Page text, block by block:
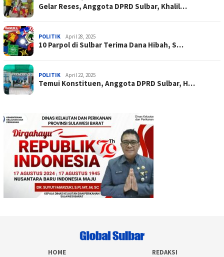
Gelar Reses, Anggota DPRD Sulbar, Khalil…
POLITIK April 28, 2025
10 Parpol di Sulbar Terima Dana Hibah, S…
POLITIK April 22, 2025
Temui Konstituen, Anggota DPRD Sulbar, H…
HOME REDAKSI